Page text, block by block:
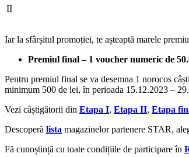
II
Iar la sfârșitul promoției, te așteaptă marele premiu
Premiul final – 1 voucher numeric de
Pentru premiul final se va desemna 1 norocos
minimum 500 de lei, în perioada 15.12.2023 –
Vezi câștigătorii din Etapa I, Etapa II, Etapa
Descoperă lista magazinelor partenere STAR,
Fă cunoștință cu toate condițiile de participare în